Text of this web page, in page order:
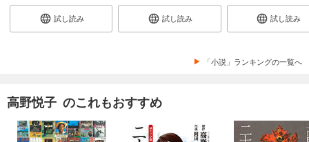
試し読み 試し読み 試し読み
「小説」ランキングの一覧へ
高野悦子 のこれもおすすめ